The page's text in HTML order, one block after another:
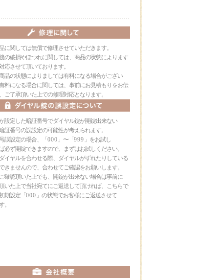
に関しては無償で修理させていただきます。
の破損やほつれに関しては、商品の状態によります
させて頂いております。
品の状態によりましては有料になる場合がござい
になる場合に関しては、事前にお見積もりをお伝
了承頂いた上での修理対応となります。
設定した暗証番号でダイヤル錠が開錠出来ない
番号の誤設定の可能性が考えられます。
設定の場合、「000 」〜「999 」をお試し
ず開錠できますので、まずはお試しください。
ヤルを合わせる際、ダイヤルがずれたりしている
ませんので、合わせてご確認をお願いします。
確認頂いた上でも、開錠が出来ない場合は事前に
た上で当社宛てにご返送して頂ければ、こちらで
期設定「000 」の状態でお客様にご返送させて